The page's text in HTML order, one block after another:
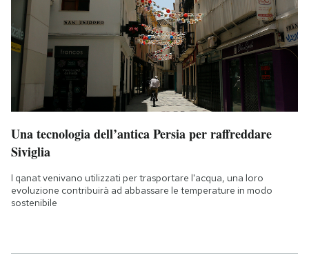
Una tecnologia dell’antica Persia per raffreddare
Siviglia
I qanat venivano utilizzati per trasportare l'acqua, una loro
evoluzione contribuirà ad abbassare le temperature in modo
sostenibile